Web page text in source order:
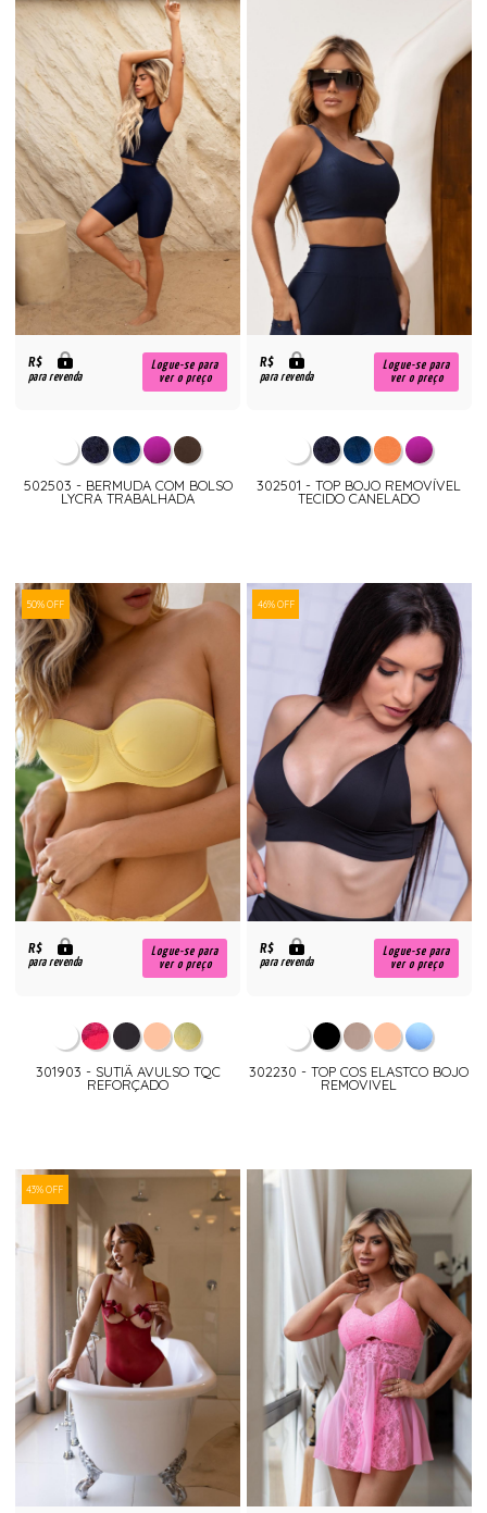
R$
para revenda
Logue-se para
ver o preço
502503 - BERMUDA COM BOLSO
LYCRA TRABALHADA
R$
para revenda
Logue-se para
ver o preço
302501 - TOP BOJO REMOVÍVEL
TECIDO CANELADO
50% OFF
R$
para revenda
Logue-se para
ver o preço
301903 - SUTIÃ AVULSO TQC
REFORÇADO
46% OFF
R$
para revenda
Logue-se para
ver o preço
302230 - TOP COS ELASTCO BOJO
REMOVIVEL
43% OFF